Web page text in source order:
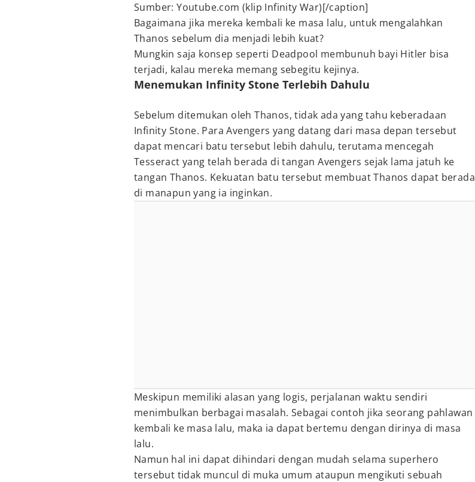
Sumber: Youtube.com (klip Infinity War)[/caption]
Bagaimana jika mereka kembali ke masa lalu, untuk mengalahkan
Thanos sebelum dia menjadi lebih kuat?
Mungkin saja konsep seperti Deadpool membunuh bayi Hitler bisa
terjadi, kalau mereka memang sebegitu kejinya.
Menemukan Infinity Stone Terlebih Dahulu
Sebelum ditemukan oleh Thanos, tidak ada yang tahu keberadaan
Infinity Stone. Para Avengers yang datang dari masa depan tersebut
dapat mencari batu tersebut lebih dahulu, terutama mencegah
Tesseract yang telah berada di tangan Avengers sejak lama jatuh ke
tangan Thanos. Kekuatan batu tersebut membuat Thanos dapat berada
di manapun yang ia inginkan.
Meskipun memiliki alasan yang logis, perjalanan waktu sendiri
menimbulkan berbagai masalah. Sebagai contoh jika seorang pahlawan
kembali ke masa lalu, maka ia dapat bertemu dengan dirinya di masa
lalu.
Namun hal ini dapat dihindari dengan mudah selama superhero
tersebut tidak muncul di muka umum ataupun mengikuti sebuah